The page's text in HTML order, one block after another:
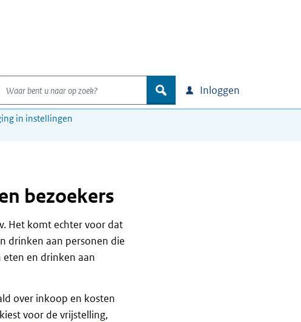
bent u naar op zoek?
zoek Inloggen
in instellingen
bezoekers
Het komt echter voor dat
drinken aan personen die
en drinken aan
over inkoop en kosten
voor de vrijstelling,